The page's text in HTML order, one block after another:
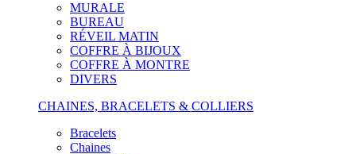
MURALE
BUREAU
RÉVEIL MATIN
COFFRE À BIJOUX
COFFRE À MONTRE
DIVERS
CHAINES, BRACELETS & COLLIERS
Bracelets
Chaines